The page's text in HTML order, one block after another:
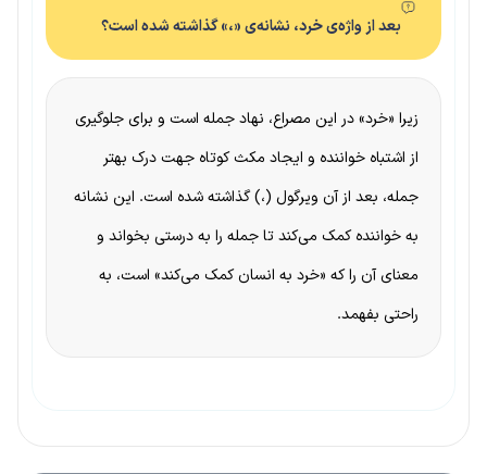
بعد از واژه‌ی خرد، نشانه‌ی «،» گذاشته شده است؟
زیرا «خرد» در این مصراع، نهاد جمله است و برای جلوگیری
از اشتباه خواننده و ایجاد مکث کوتاه جهت درک بهتر
جمله، بعد از آن ویرگول (،) گذاشته شده است. این نشانه
به خواننده کمک می‌کند تا جمله را به درستی بخواند و
معنای آن را که «خرد به انسان کمک می‌کند» است، به
راحتی بفهمد.